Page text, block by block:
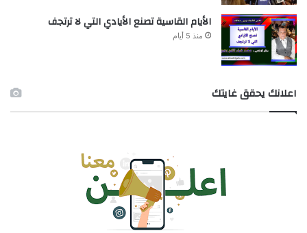
الأيام القاسية تصنع الأيادي التي لا ترتجف
منذ 5 أيام
اعلانك يحقق غايتك